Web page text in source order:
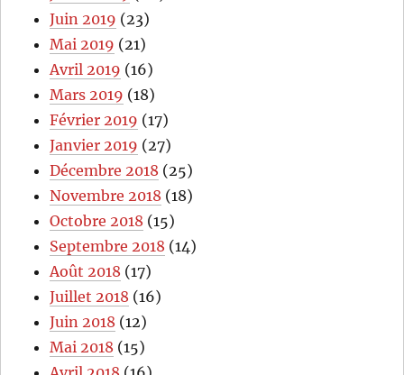
Juin 2019 (23)
Mai 2019 (21)
Avril 2019 (16)
Mars 2019 (18)
Février 2019 (17)
Janvier 2019 (27)
Décembre 2018 (25)
Novembre 2018 (18)
Octobre 2018 (15)
Septembre 2018 (14)
Août 2018 (17)
Juillet 2018 (16)
Juin 2018 (12)
Mai 2018 (15)